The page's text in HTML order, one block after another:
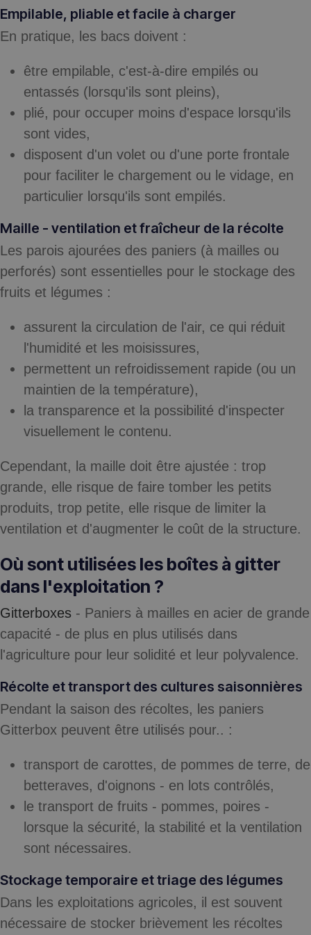
Empilable, pliable et facile à charger
En pratique, les bacs doivent :
être empilable, c'est-à-dire empilés ou
entassés (lorsqu'ils sont pleins),
plié, pour occuper moins d'espace lorsqu'ils
sont vides,
disposent d'un volet ou d'une porte frontale
pour faciliter le chargement ou le vidage, en
particulier lorsqu'ils sont empilés.
Maille - ventilation et fraîcheur de la récolte
Les parois ajourées des paniers (à mailles ou
perforés) sont essentielles pour le stockage des
fruits et légumes :
assurent la circulation de l'air, ce qui réduit
l'humidité et les moisissures,
permettent un refroidissement rapide (ou un
maintien de la température),
la transparence et la possibilité d'inspecter
visuellement le contenu.
Cependant, la maille doit être ajustée : trop
grande, elle risque de faire tomber les petits
produits, trop petite, elle risque de limiter la
ventilation et d'augmenter le coût de la structure.
Où sont utilisées les boîtes à gitter
dans l'exploitation ?
Gitterboxes - Paniers à mailles en acier de grande
capacité - de plus en plus utilisés dans
l'agriculture pour leur solidité et leur polyvalence.
Récolte et transport des cultures saisonnières
Pendant la saison des récoltes, les paniers
Gitterbox peuvent être utilisés pour.. :
transport de carottes, de pommes de terre, de
betteraves, d'oignons - en lots contrôlés,
le transport de fruits - pommes, poires -
lorsque la sécurité, la stabilité et la ventilation
sont nécessaires.
Stockage temporaire et triage des légumes
Dans les exploitations agricoles, il est souvent
nécessaire de stocker brièvement les récoltes